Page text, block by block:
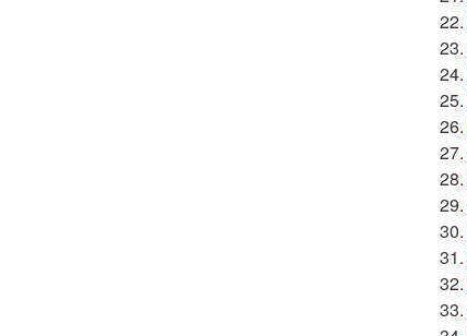
22.
23.
24.
25.
26.
27.
28.
29.
30.
31.
32.
33.